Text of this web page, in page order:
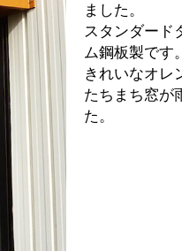
ました。
スタンダード
ム鋼板製です。
きれいなオレ
たちまち窓が
た。